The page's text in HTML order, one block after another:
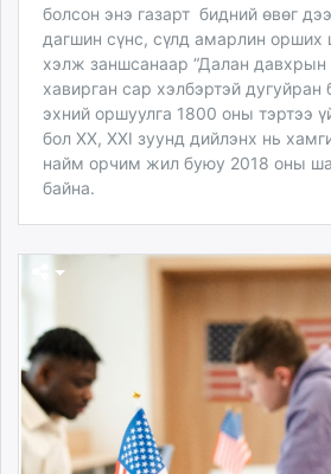
болсон энэ газарт бидний өвөг
дагшин сүнс, сүлд амарлин
хэлж заншсанаар “Далан давхрын
хавирган сар хэлбэртэй дугуйран
эхний оршуулга 1800 оны тэртээ
бол XX, XXI зуунд дийлэнх нь
найм орчим жил буюу 2018 оны
байна.